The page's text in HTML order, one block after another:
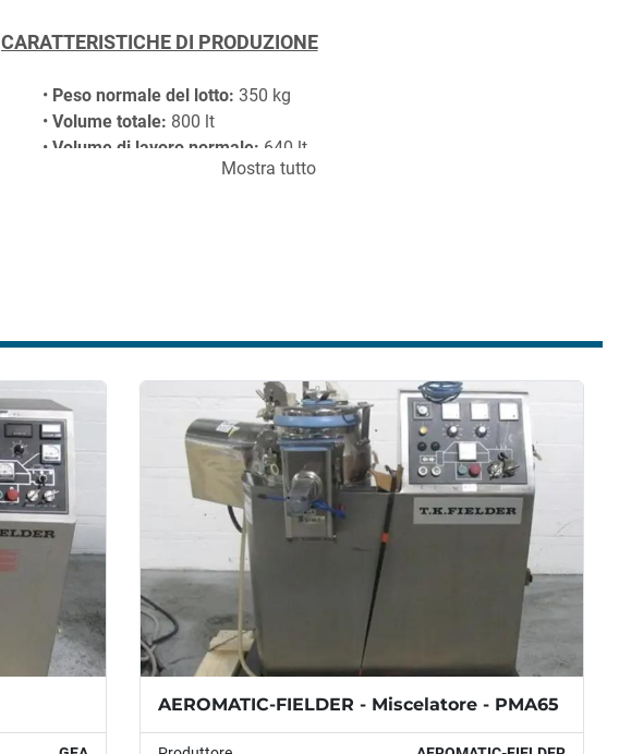
CARATTERISTICHE DI PRODUZIONE
Peso normale del lotto: 350 kg
Volume totale: 800 lt
Volume di lavoro normale: 640 lt
Mostra tutto
AEROMATIC-FIELDER - Miscelatore - PMA65